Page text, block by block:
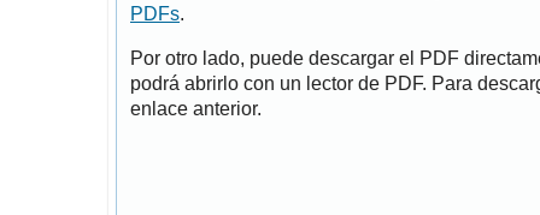
PDFs.
Por otro lado, puede descargar el PDF
podrá abrirlo con un lector de PDF. Para
enlace anterior.